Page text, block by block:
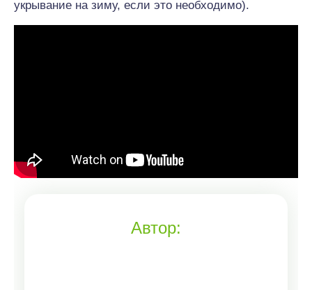
укрывание на зиму, если это необходимо).
Автор: